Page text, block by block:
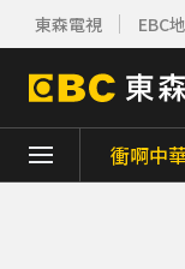
東森電視 EBC
衝啊中